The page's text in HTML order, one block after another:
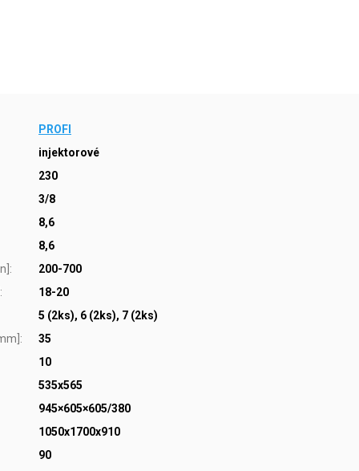
PROFI
injektorové
230
3/8
8,6
8,6
:
200-700
:
18-20
5 (2ks), 6 (2ks), 7 (2ks)
:
35
10
535x565
945×605×605/380
1050x1700x910
90